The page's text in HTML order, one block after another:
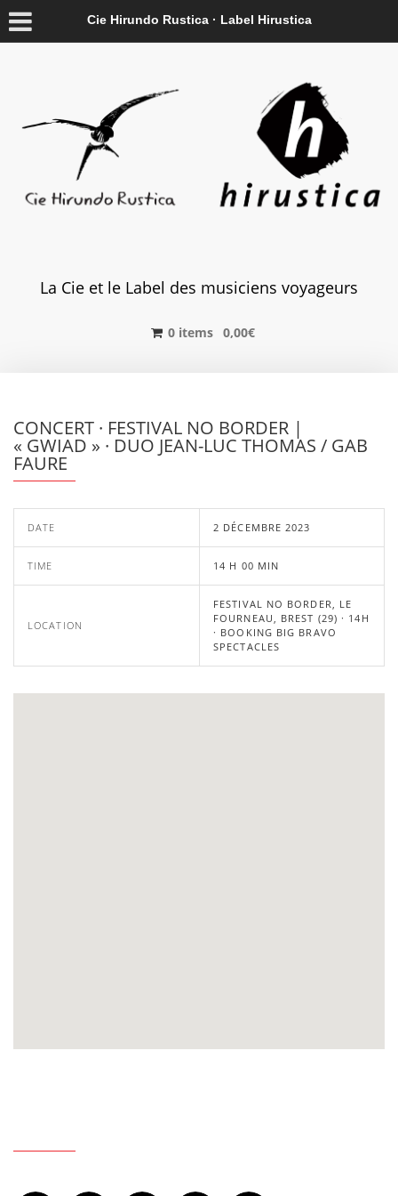
Cie Hirundo Rustica · Label Hirustica
La Cie et le Label des musiciens voyageurs
0 items 0,00€
CONCERT · FESTIVAL NO BORDER |
« GWIAD » · DUO JEAN-LUC THOMAS / GAB
FAURE
DATE 2 DÉCEMBRE 2023
TIME 14 H 00 MIN
LOCATION
FESTIVAL NO BORDER, LE
FOURNEAU, BREST (29) · 14H
· BOOKING BIG BRAVO
SPECTACLES